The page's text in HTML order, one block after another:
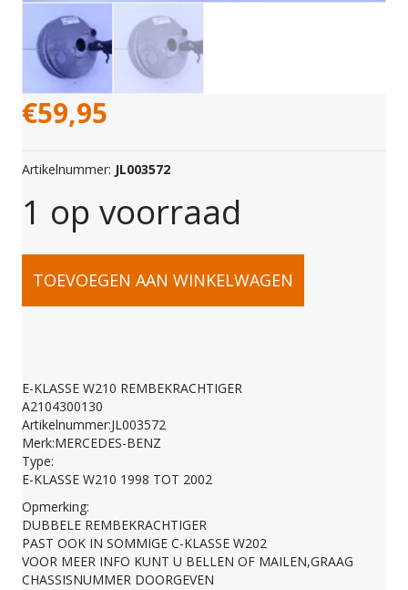
€59,95
Artikelnummer: JL003572
1 op voorraad
E-
W210
REMBEKRACHTIGER
A2104300130
aantal
TOEVOEGEN AAN WINKELWAGEN
E-KLASSE W210 REMBEKRACHTIGER
A2104300130
Artikelnummer:JL003572
Merk:MERCEDES-BENZ
Type:
E-KLASSE W210 1998 TOT 2002
Opmerking:
DUBBELE REMBEKRACHTIGER
PAST OOK IN SOMMIGE C-KLASSE W202
VOOR MEER INFO KUNT U BELLEN OF MAILEN,GRAAG
CHASSISNUMMER DOORGEVEN